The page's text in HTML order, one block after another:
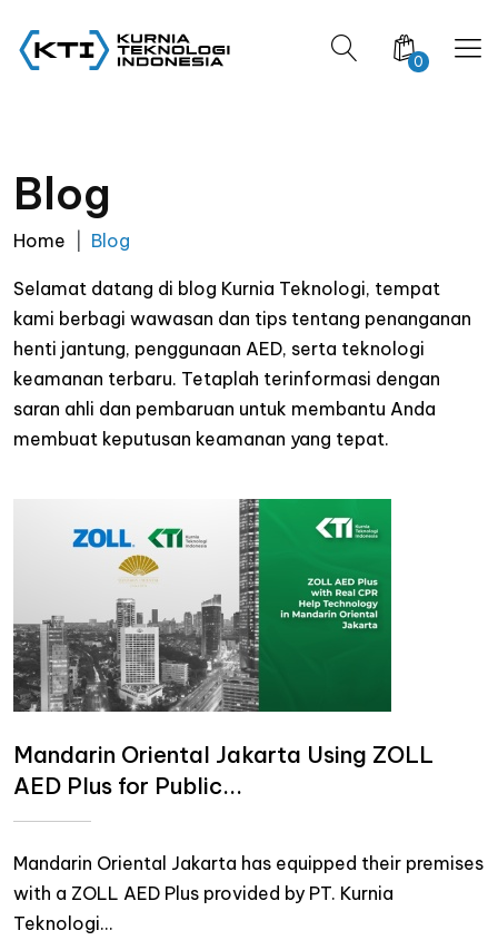
0
Blog
Home Blog
Selamat datang di blog Kurnia Teknologi, tempat
kami berbagi wawasan dan tips tentang penanganan
henti jantung, penggunaan AED, serta teknologi
keamanan terbaru. Tetaplah terinformasi dengan
saran ahli dan pembaruan untuk membantu Anda
membuat keputusan keamanan yang tepat.
Mandarin Oriental Jakarta Using ZOLL
AED Plus for Public...
Mandarin Oriental Jakarta has equipped their premises
with a ZOLL AED Plus provided by PT. Kurnia
Teknologi...